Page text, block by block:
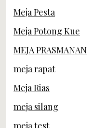
Meja Pesta
Meja Potong Kue
MEJA PRASMANAN
meja rapat
Meja Rias
meja silang